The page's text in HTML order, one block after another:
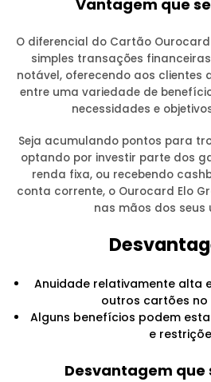
Vantagem que
O diferencial do Cartão
simples transações
notável, oferecendo aos clientes
entre uma variedade de
necessidades e
Seja acumulando pontos para
optando por investir parte dos
renda fixa, ou recebendo
conta corrente, o Ourocard Elo
nas mãos dos seus
Anuidade relativamente alta
outros cartões no
Alguns benefícios podem
e
Desvantagem que